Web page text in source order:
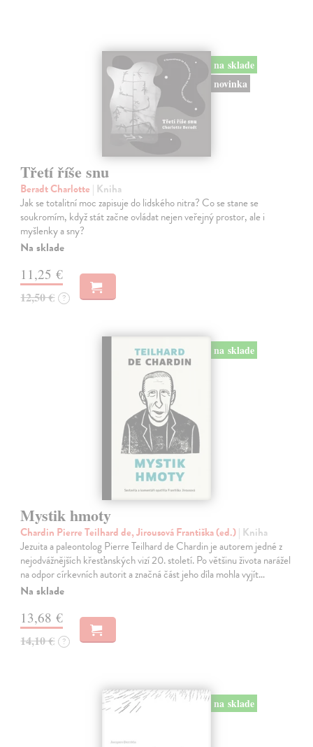
na sklade
novinka
Třetí říše snu
Beradt Charlotte | Kniha
Jak se totalitní moc zapisuje do lidského nitra? Co se stane se
soukromím, když stát začne ovládat nejen veřejný prostor, ale i
myšlenky a sny?
Na sklade
11,25 €
12,50 € ?
na sklade
Mystik hmoty
Chardin Pierre Teilhard de, Jirousová Františka (ed.)| Kniha
Jezuita a paleontolog Pierre Teilhard de Chardin je autorem jedné z
nejodvážnějších křesťanských vizí 20. století. Po většinu života narážel
na odpor církevních autorit a značná část jeho díla mohla vyjít…
Na sklade
13,68 €
14,10 € ?
na sklade